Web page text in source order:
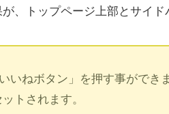
、トップページ上部とサイド
いねボタン」を押す事ができま
トされます。